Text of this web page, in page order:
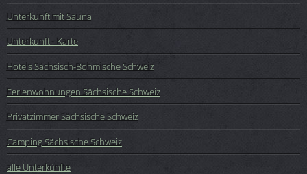
Unterkunft mit Sauna
Unterkunft - Karte
Hotels Sächsisch-Böhmische Schweiz
Ferienwohnungen Sächsische Schweiz
Privatzimmer Sächsische Schweiz
Camping Sächsische Schweiz
alle Unterkünfte